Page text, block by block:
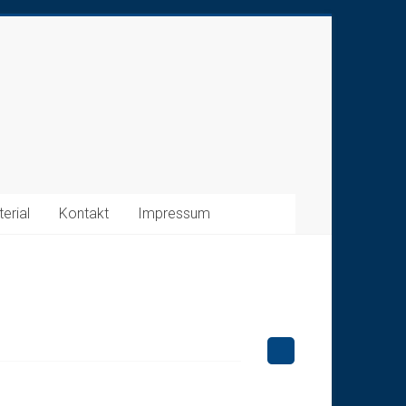
Kontakt Impressum